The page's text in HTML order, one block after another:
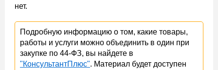
нет.
Подробную информацию о том, какие товары,
работы и услуги можно объединить в один при
закупке по 44-ФЗ, вы найдете в
"КонсультантПлюс". Материал будет доступен